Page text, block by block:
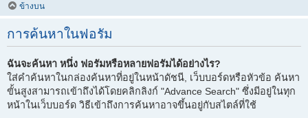
ข้างบน
การค้นหาในฟอรัม
ฉันจะค้นหา หนึ่ง ฟอรัมหรือหลายฟอรัมได้อย่างไร?
ใส่คำค้นหาในกล่องค้นหาที่อยู่ในหน้าดัชนี, เว็บบอร์ดหรือหัวข้อ ค้นหา
ขั้นสูงสามารถเข้าถึงได้โดยคลิกลิงก์ "Advance Search" ซึ่งมีอยู่ในทุก
หน้าในเว็บบอร์ด วิธีเข้าถึงการค้นหาอาจขึ้นอยู่กับสไตล์ที่ใช้